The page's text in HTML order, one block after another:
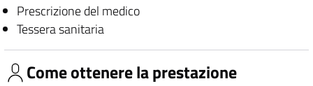
Prescrizione del medico
Tessera sanitaria
Come ottenere la prestazione